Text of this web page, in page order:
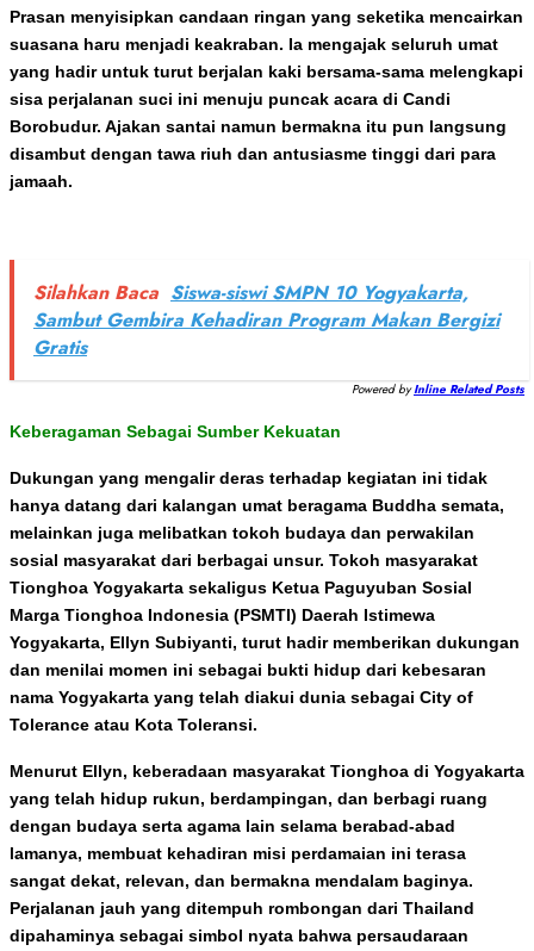
Prasan menyisipkan candaan ringan yang seketika mencairkan
suasana haru menjadi keakraban. Ia mengajak seluruh umat
yang hadir untuk turut berjalan kaki bersama-sama melengkapi
sisa perjalanan suci ini menuju puncak acara di Candi
Borobudur. Ajakan santai namun bermakna itu pun langsung
disambut dengan tawa riuh dan antusiasme tinggi dari para
jamaah.
Silahkan Baca Siswa-siswi SMPN 10 Yogyakarta,
Sambut Gembira Kehadiran Program Makan Bergizi
Gratis
Powered by Inline Related Posts
Keberagaman Sebagai Sumber Kekuatan
Dukungan yang mengalir deras terhadap kegiatan ini tidak
hanya datang dari kalangan umat beragama Buddha semata,
melainkan juga melibatkan tokoh budaya dan perwakilan
sosial masyarakat dari berbagai unsur. Tokoh masyarakat
Tionghoa Yogyakarta sekaligus Ketua Paguyuban Sosial
Marga Tionghoa Indonesia (PSMTI) Daerah Istimewa
Yogyakarta, Ellyn Subiyanti, turut hadir memberikan dukungan
dan menilai momen ini sebagai bukti hidup dari kebesaran
nama Yogyakarta yang telah diakui dunia sebagai City of
Tolerance atau Kota Toleransi.
Menurut Ellyn, keberadaan masyarakat Tionghoa di Yogyakarta
yang telah hidup rukun, berdampingan, dan berbagi ruang
dengan budaya serta agama lain selama berabad-abad
lamanya, membuat kehadiran misi perdamaian ini terasa
sangat dekat, relevan, dan bermakna mendalam baginya.
Perjalanan jauh yang ditempuh rombongan dari Thailand
dipahaminya sebagai simbol nyata bahwa persaudaraan